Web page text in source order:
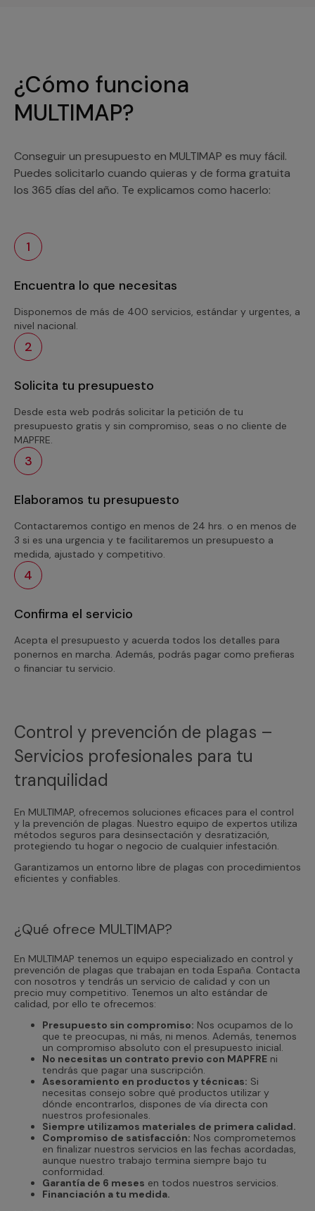
¿Cómo funciona
MULTIMAP?
Conseguir un presupuesto en MULTIMAP es muy fácil.
Puedes solicitarlo cuando quieras y de forma gratuita
los 365 días del año. Te explicamos como hacerlo:
1
Encuentra lo que necesitas
Disponemos de más de 400 servicios, estándar y urgentes, a
nivel nacional.
2
Solicita tu presupuesto
Desde esta web podrás solicitar la petición de tu
presupuesto gratis y sin compromiso, seas o no cliente de
MAPFRE.
3
Elaboramos tu presupuesto
Contactaremos contigo en menos de 24 hrs. o en menos de
3 si es una urgencia y te facilitaremos un presupuesto a
medida, ajustado y competitivo.
4
Confirma el servicio
Acepta el presupuesto y acuerda todos los detalles para
ponernos en marcha. Además, podrás pagar como prefieras
o financiar tu servicio.
Control y prevención de plagas –
Servicios profesionales para tu
tranquilidad
En MULTIMAP, ofrecemos soluciones eficaces para el control
y la prevención de plagas. Nuestro equipo de expertos utiliza
métodos seguros para desinsectación y desratización,
protegiendo tu hogar o negocio de cualquier infestación.
Garantizamos un entorno libre de plagas con procedimientos
eficientes y confiables.
¿Qué ofrece MULTIMAP?
En MULTIMAP tenemos un equipo especializado en control y
prevención de plagas que trabajan en toda España. Contacta
con nosotros y tendrás un servicio de calidad y con un
precio muy competitivo. Tenemos un alto estándar de
calidad, por ello te ofrecemos:
Presupuesto sin compromiso: Nos ocupamos de lo
que te preocupas, ni más, ni menos. Además, tenemos
un compromiso absoluto con el presupuesto inicial.
No necesitas un contrato previo con MAPFRE ni
tendrás que pagar una suscripción.
Asesoramiento en productos y técnicas: Si
necesitas consejo sobre qué productos utilizar y
dónde encontrarlos, dispones de vía directa con
nuestros profesionales.
Siempre utilizamos materiales de primera calidad.
Compromiso de satisfacción: Nos comprometemos
en finalizar nuestros servicios en las fechas acordadas,
aunque nuestro trabajo termina siempre bajo tu
conformidad.
Garantía de 6 meses en todos nuestros servicios.
Financiación a tu medida.